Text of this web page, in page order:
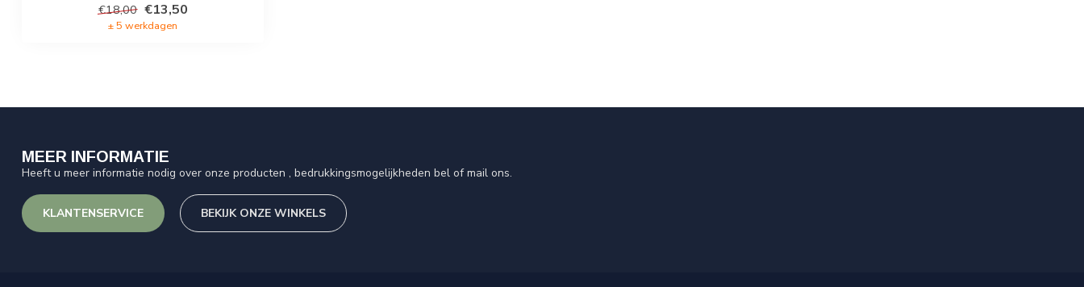
€18,00 €13,50
± 5 werkdagen
MEER INFORMATIE
Heeft u meer informatie nodig over onze producten , bedrukkingsmogelijkheden bel of mail ons.
KLANTENSERVICE BEKIJK ONZE WINKELS